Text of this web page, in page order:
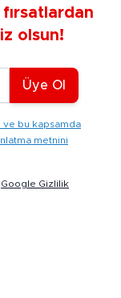
olsun!
Üye Ol
ve bu kapsamda
metnini
Google Gizlilik